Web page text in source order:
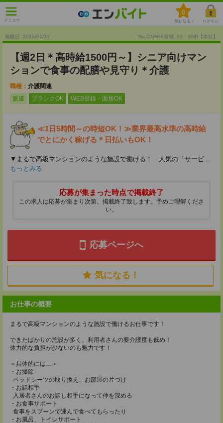
メニュー
0
気になる！ ログイン
掲載日 :2026/07/31 No.CARES宮城_13・SNR【本社】
【週2日＊高時給1500円～】シニア向けマン
ションで食事の配膳や見守り＊介護
職種： 介護関連
派遣
ブランクOK WEB登録・面接OK
≪1日5時間～の時短OK！≫業界最高水準の高時給
でとにかく稼げる＊日払いもOK！
▼まるで高級マンションのような施設で働ける！ 人気の「サービ ...
もっとみる
応募が集まった時点で掲載終了
この求人は応募が集まり次第、掲載終了致します。予めご理解くださ
い。
応募ページへ
気になる！
お仕事の概要
まるで高級マンションのような施設で働けるお仕事です！
できたばかりの施設が多く、利用者さんの要介護度も低め！
体力的な負担が少ないのも魅力です！
＜具体的には…＞
・お掃除
ベッドシーツの取り換え、お部屋の片づけ
・お話相手
入居者さんのお話し相手になって仲を深める
・お食事サポート
食事をスプーンで運んで食べてもらったり
・お風呂、トイレサポート